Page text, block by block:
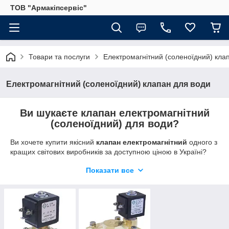
ТОВ "Армакіпсервіс"
Товари та послуги Електромагнітний (соленоїдний)
Електромагнітний (соленоїдний) клапан для води
Ви шукаєте клапан електромагнітний
(соленоїдний) для води?
Ви хочете купити якісний клапан електромагнітний одного з
кращих світових виробників за доступною ціною в Україні?
електромагнітних клапанів ODE оцінили споживачі більше 60-
ти країн світу.
Показати все